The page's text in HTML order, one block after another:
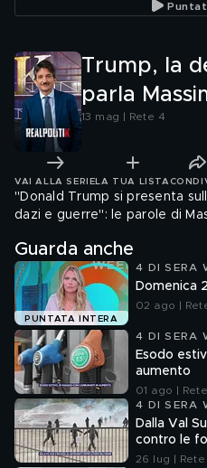
Trump, la
parla
13 mag | Rete 4
VAI ALLA SERIE LA TUA LISTA
"Donald Trump si presenta
dazi e guerre": le parole di
Guarda anche
PUNTATA INTERA
4 DI SERA
Domenica
02 ago |
4 DI SERA
Esodo
aumento
01 ago |
4 DI SERA
Dalla Val
contro le
26 lug | Rete